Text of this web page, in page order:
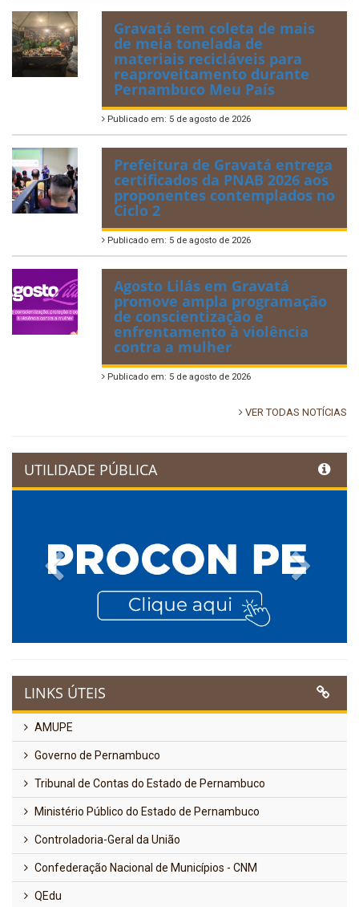
Gravatá tem coleta de mais
de meia tonelada de
materiais recicláveis para
reaproveitamento durante
Pernambuco Meu País
Publicado em: 5 de agosto de 2026
Prefeitura de Gravatá entrega
certificados da PNAB 2026 aos
proponentes contemplados no
Ciclo 2
Publicado em: 5 de agosto de 2026
Agosto Lilás em Gravatá
promove ampla programação
de conscientização e
enfrentamento à violência
contra a mulher
Publicado em: 5 de agosto de 2026
VER TODAS NOTÍCIAS
UTILIDADE PÚBLICA
Previous
LINKS ÚTEIS
AMUPE
Governo de Pernambuco
Tribunal de Contas do Estado de Pernambuco
Ministério Público do Estado de Pernambuco
Controladoria-Geral da União
Confederação Nacional de Municípios - CNM
QEdu